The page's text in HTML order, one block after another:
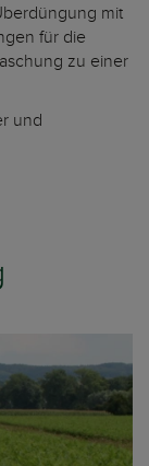
mit
für die
zu einer
und